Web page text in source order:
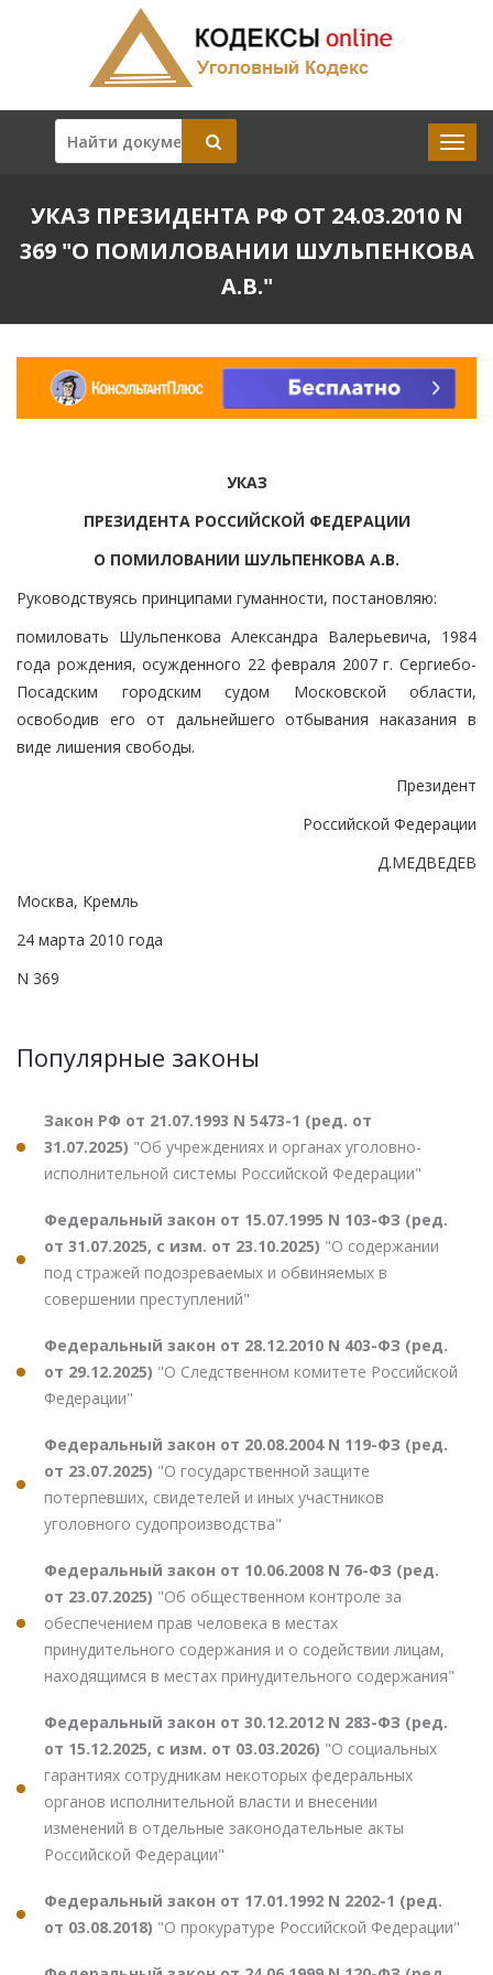
УКАЗ ПРЕЗИДЕНТА РФ ОТ 24.03.2010 N
369 "О ПОМИЛОВАНИИ ШУЛЬПЕНКОВА
А.В."
УКАЗ
ПРЕЗИДЕНТА РОССИЙСКОЙ ФЕДЕРАЦИИ
О ПОМИЛОВАНИИ ШУЛЬПЕНКОВА А.В.
Руководствуясь принципами гуманности, постановляю:
помиловать Шульпенкова Александра Валерьевича, 1984
года рождения, осужденного 22 февраля 2007 г. Сергиебо-
Посадским городским судом Московской области,
освободив его от дальнейшего отбывания наказания в
виде лишения свободы.
Президент
Российской Федерации
Д.МЕДВЕДЕВ
Москва, Кремль
24 марта 2010 года
N 369
Популярные законы
Закон РФ от 21.07.1993 N 5473-1 (ред. от
31.07.2025) "Об учреждениях и органах уголовно-
исполнительной системы Российской Федерации"
Федеральный закон от 15.07.1995 N 103-ФЗ (ред.
от 31.07.2025, с изм. от 23.10.2025) "О содержании
под стражей подозреваемых и обвиняемых в
совершении преступлений"
Федеральный закон от 28.12.2010 N 403-ФЗ (ред.
от 29.12.2025) "О Следственном комитете Российской
Федерации"
Федеральный закон от 20.08.2004 N 119-ФЗ (ред.
от 23.07.2025) "О государственной защите
потерпевших, свидетелей и иных участников
уголовного судопроизводства"
Федеральный закон от 10.06.2008 N 76-ФЗ (ред.
от 23.07.2025) "Об общественном контроле за
обеспечением прав человека в местах
принудительного содержания и о содействии лицам,
находящимся в местах принудительного содержания"
Федеральный закон от 30.12.2012 N 283-ФЗ (ред.
от 15.12.2025, с изм. от 03.03.2026) "О социальных
гарантиях сотрудникам некоторых федеральных
органов исполнительной власти и внесении
изменений в отдельные законодательные акты
Российской Федерации"
Федеральный закон от 17.01.1992 N 2202-1 (ред.
от 03.08.2018) "О прокуратуре Российской Федерации"